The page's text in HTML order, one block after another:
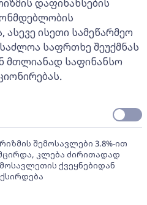
დაფინანსების
ისეთი სამეწარმეო
საფრთხე შეუქმნას
მთლიანად საფინანსო
შემოსავლები 3.8%-ით
კლება ძირითადად
ქვეყნებიდან